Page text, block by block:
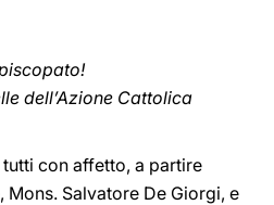
dell’Azione Cattolica
con affetto, a partire
Mons. Salvatore De Giorgi, e